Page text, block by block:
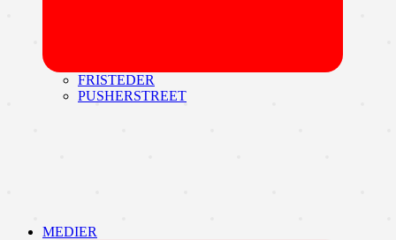
FRISTEDER
PUSHERSTREET
MEDIER